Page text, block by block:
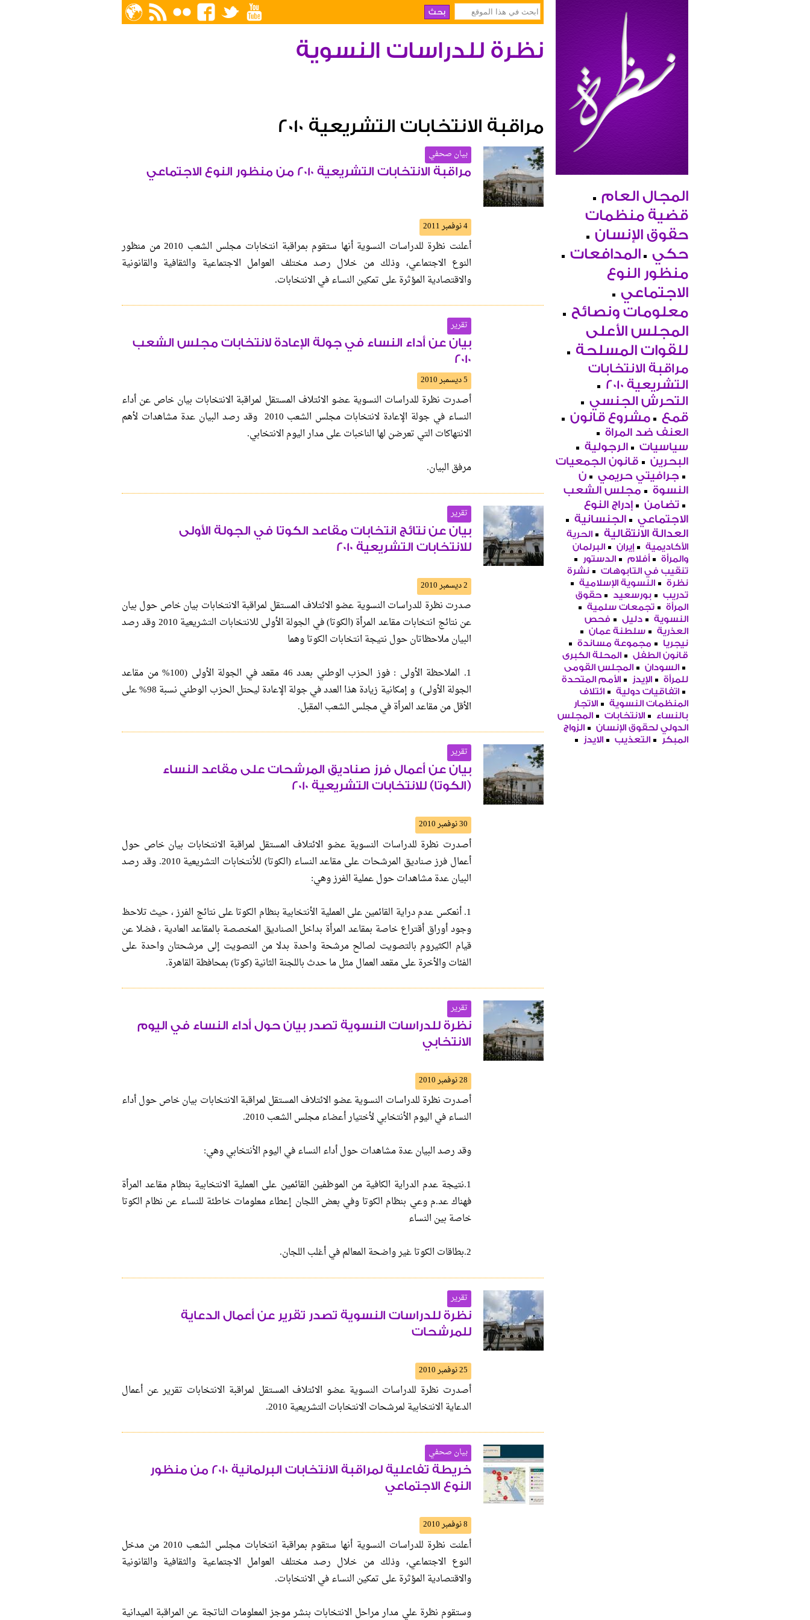
المجال العام
قضية منظمات
حقوق الإنسان
حكي
المدافعات
منظور النوع
الاجتماعي
معلومات ونصائح
المجلس الأعلى
للقوات المسلحة
مراقبة الانتخابات
التشريعية 2010
التحرش الجنسي
قمع
مشروع قانون
العنف ضد المراة
سياسيات
الرجولية
البحرين
قانون الجمعيات
جرافيتي حريمي
ن
النسوة
مجلس الشعب
تضامن
إدراج النوع
الاجتماعي
الجنسانية
العدالة الانتقالية
الحرية
الأكاديمية
إيران
البرلمان
والمرأة
أفلام
الدستور
تنقيب في التابوهات
نشرة
نظرة
النسوية الإسلامية
تدريب
بورسعيد
حقوق
المرأة
تجمعات سلمية
النسوية
دليل
فحص
العذرية
سلطنة عمان
نيجريا
مجموعة مساندة
قانون الطفل
المحلة الكبرى
السودان
المجلس القومى
للمرأة
الإيدز
الأمم المتحدة
اتفاقيات دولية
ائتلاف
المنظمات النسوية
الاتجار
بالنساء
الانتخابات
المجلس
الدولي لحقوق الإنسان
الزواج
المبكر
التعذيب الايدز
نظرة للدراسات النسوية
مراقبة الانتخابات التشريعية 2010
بيان صحفي
مراقبة الانتخابات التشريعية 2010 من منظور النوع الاجتماعي
4 نوفمبر 2011
أعلنت نظرة للدراسات النسوية أنها ستقوم بمراقبة انتخابات مجلس الشعب 2010 من منظور
النوع الاجتماعي، وذلك من خلال رصد مختلف العوامل الاجتماعية والثقافية والقانونية
والاقتصادية المؤثرة على تمكين النساء في الانتخابات.
تقرير
بيان عن أداء النساء في جولة الإعادة لانتخابات مجلس الشعب
2010
5 ديسمبر 2010
أصدرت نظرة للدراسات النسوية عضو الائتلاف المستقل لمراقبة الانتخابات بيان خاص عن أداء
النساء في جولة الإعادة لانتخابات مجلس الشعب 2010 وقد رصد البيان عدة مشاهدات لأهم
الانتهاكات التي تعرضن لها الناخبات على مدار اليوم الانتخابي.
مرفق البيان.
تقرير
بيان عن نتائج انتخابات مقاعد الكوتا في الجولة الأولى
للانتخابات التشريعية 2010
2 ديسمبر 2010
صدرت نظرة للدراسات النسوية عضو الائتلاف المستقل لمراقبة الانتخابات بيان خاص حول بيان
عن نتائج انتخابات مقاعد المرأة (الكوتا) في الجولة الأولى للانتخابات التشريعية 2010 وقد رصد
البيان ملاحظاتان حول نتيجة انتخابات الكوتا وهما
1. الملاحظة الأولى : فوز الحزب الوطني بعدد 46 مقعد في الجولة الأولى (100% من مقاعد
الجولة الأولى) و إمكانية زيادة هذا العدد في جولة الإعادة ليحتل الحزب الوطني نسبة 98% على
الأقل من مقاعد المرأة في مجلس الشعب المقبل.
تقرير
بيان عن أعمال فرز صناديق المرشحات على مقاعد النساء
(الكوتا) للانتخابات التشريعية 2010
30 نوفمبر 2010
أصدرت نظرة للدراسات النسوية عضو الائتلاف المستقل لمراقبة الانتخابات بيان خاص حول
أعمال فرز صناديق المرشحات على مقاعد النساء (الكوتا) للأنتخابات التشريعية 2010. وقد رصد
البيان عدة مشاهدات حول عملية الفرز وهي:
1. أنعكس عدم دراية القائمين على العملية الأنتخابية بنظام الكوتا على نتائج الفرز ، حيث تلاحظ
وجود أوراق أقتراع خاصة بمقاعد المرأة بداخل الصناديق المخصصة بالمقاعد العادية ، فضلا عن
قيام الكثيروم بالتصويت لصالح مرشحة واحدة بدلا من التصويت إلى مرشحتان واحدة على
الفئات والأخرة على مقعد العمال مثل ما حدث باللجنة الثانية (كوتا) بمحافظة القاهرة.
تقرير
نظرة للدراسات النسوية تصدر بيان حول أداء النساء في اليوم
الانتخابي
28 نوفمبر 2010
أصدرت نظرة للدراسات النسوية عضو الائتلاف المستقل لمراقبة الانتخابات بيان خاص حول أداء
النساء في اليوم الأنتخابي لأختيار أعضاء مجلس الشعب 2010.
وقد رصد البيان عدة مشاهدات حول أداء النساء في اليوم الأنتخابي وهي:
1.نتيجة عدم الدراية الكافية من الموظفين القائمين على العملية الانتخابية بنظام مقاعد المرأة
فهناك عد.م وعي بنظام الكوتا وفي بعض اللجان إعطاء معلومات خاطئة للنساء عن نظام الكوتا
خاصة بين النساء
2.بطاقات الكوتا غير واضحة المعالم في أغلب اللجان.
تقرير
نظرة للدراسات النسوية تصدر تقرير عن أعمال الدعاية
للمرشحات
25 نوفمبر 2010
أصدرت نظرة للدراسات النسوية عضو الائتلاف المستقل لمراقبة الانتخابات تقرير عن أعمال
الدعاية الانتخابية لمرشحات الانتخابات التشريعية 2010.
بيان صحفي
خريطة تفاعلية لمراقبة الانتخابات البرلمانية 2010 من منظور
النوع الاجتماعي
8 نوفمبر 2010
أعلنت نظرة للدراسات النسوية أنها ستقوم بمراقبة انتخابات مجلس الشعب 2010 من مدخل
النوع الاجتماعي، وذلك من خلال رصد مختلف العوامل الاجتماعية والثقافية والقانونية
والاقتصادية المؤثرة على تمكين النساء في الانتخابات.
وستقوم نظرة علي مدار مراحل الانتخابات بنشر موجز المعلومات الناتجة عن المراقبة الميدانية